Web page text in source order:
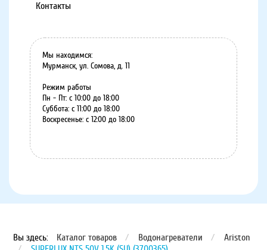
Контакты
Мы находимся:
Мурманск, ул. Сомова, д. 11
Режим работы
Пн - Пт: с 10:00 до 18:00
Суббота: с 11:00 до 18:00
Воскресенье: с 12:00 до 18:00
Вы здесь: Каталог товаров / Водонагреватели /
Ariston